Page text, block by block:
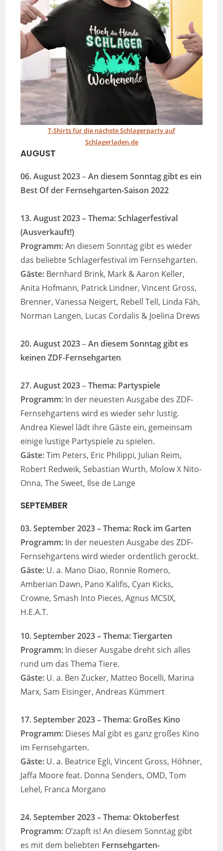
T-Shirts für die nächste Schlagerparty auf
Schlagerladen.de
AUGUST
06. August 2023–An diesem Sonntag gibt es ein
Best Of der Fernsehgarten-Saison 2022
13. August 2023– Thema: Schlagerfestival
(Ausverkauft!)
Programm:An diesem Sonntag gibt es wieder
das beliebte Schlagerfestival im Fernsehgarten.
Gäste: Bernhard Brink, Mark & Aaron Keller,
Anita Hofmann, Patrick Lindner, Vincent Gross,
Brenner, Vanessa Neigert, Rebell Tell, Linda Fäh,
Norman Langen, Lucas Cordalis & Joelina Drews
20. August 2023–An diesem Sonntag gibt es
keinen ZDF-Fernsehgarten
27. August 2023–Thema: Partyspiele
Programm: In der neuesten Ausgabe des ZDF-
Fernsehgartens wird es wieder sehr lustig.
Andrea Kiewel lädt ihre Gäste ein, gemeinsam
einige lustige Partyspiele zu spielen.
Gäste:Tim Peters, Eric Philippi, Julian Reim,
Robert Redweik, Sebastian Wurth, Molow X Nito-
Onna, The Sweet, Ilse de Lange
SEPTEMBER
03. September 2023– Thema: Rock im Garten
Programm: In der neuesten Ausgabe des ZDF-
Fernsehgartens wird wieder ordentlich gerockt.
Gäste: U. a. Mano Diao, Ronnie Romero,
Amberian Dawn, Pano Kalifis, Cyan Kicks,
Crowne, Smash Into Pieces, Agnus MCSIX,
H.E.A.T.
10. September 2023 – Thema: Tiergarten
Programm: In dieser Ausgabe dreht sich alles
rund um das Thema Tiere.
Gäste: U. a. Ben Zucker, Matteo Bocelli, Marina
Marx, Sam Eisinger, Andreas Kümmert
17. September 2023 – Thema: Großes Kino
Programm: Dieses Mal gibt es ganz großes Kino
im Fernsehgarten.
Gäste: U. a. Beatrice Egli, Vincent Gross, Höhner,
Jaffa Moore feat. Donna Senders, OMD, Tom
Lehel, Franca Morgano
24. September 2023– Thema: Oktoberfest
Programm: O’zapft is! An diesem Sonntag gibt
es mit dem beliebten Fernsehgarten-